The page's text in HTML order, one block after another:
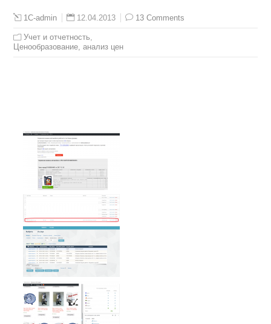
1C-admin 12.04.2013 13 Comments
Учет и отчетность,
Ценообразование, анализ цен